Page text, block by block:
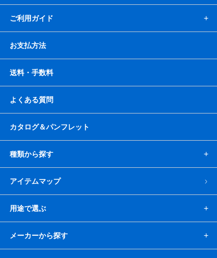
ご利用ガイド
お支払方法
送料・手数料
よくある質問
カタログ＆パンフレット
種類から探す
アイテムマップ
用途で選ぶ
メーカーから探す